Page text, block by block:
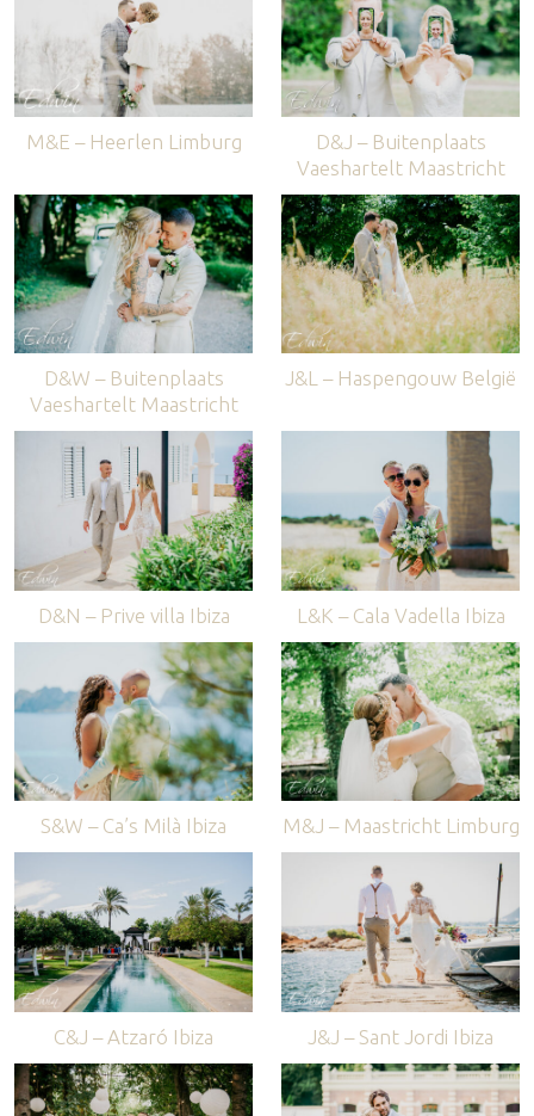
M&E – Heerlen Limburg
D&J – Buitenplaats
Vaeshartelt Maastricht
D&W – Buitenplaats
Vaeshartelt Maastricht
J&L – Haspengouw België
D&N – Prive villa Ibiza L&K – Cala Vadella Ibiza
S&W – Ca’s Milà Ibiza M&J – Maastricht Limburg
C&J – Atzaró Ibiza J&J – Sant Jordi Ibiza